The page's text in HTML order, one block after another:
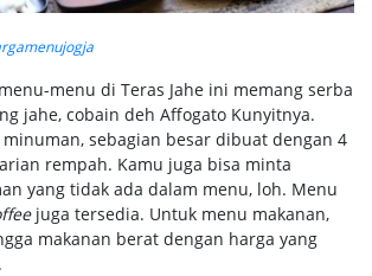
menu di Teras Jahe ini memang serba
jahe, cobain deh Affogato Kunyitnya.
sebagian besar dibuat dengan 4
rempah. Kamu juga bisa minta
yang tidak ada dalam menu, loh. Menu
juga tersedia. Untuk menu makanan,
makanan berat dengan harga yang